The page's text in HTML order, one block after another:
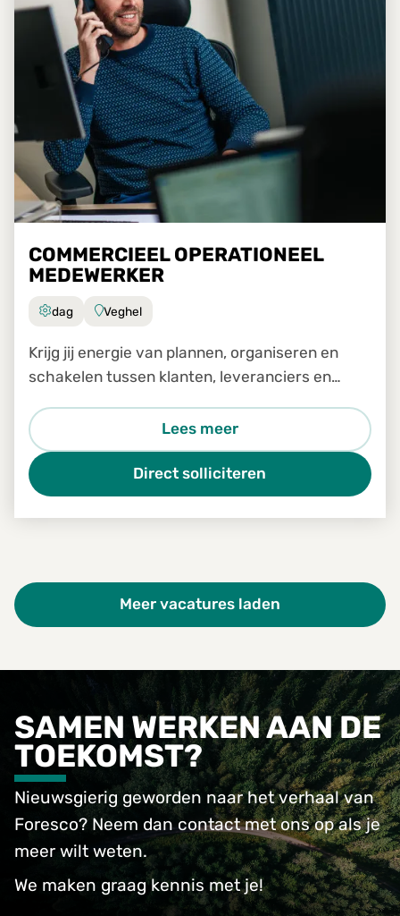
COMMERCIEEL OPERATIONEEL
MEDEWERKER
dag Veghel
Krijg jij energie van plannen, organiseren en
schakelen tussen klanten, leveranciers en
Lees meer
Direct solliciteren
Meer vacatures laden
SAMEN WERKEN AAN DE
TOEKOMST?
Nieuwsgierig geworden naar het verhaal van
Foresco? Neem dan contact met ons op als je
meer wilt weten.
We maken graag kennis met je!